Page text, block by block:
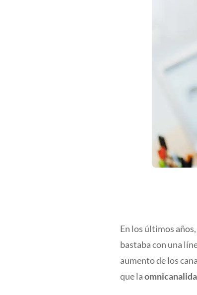
En los últimos
bastaba con una
aumento de los
que la